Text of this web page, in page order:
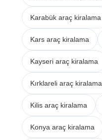
Karabük araç kiralama
Kars araç kiralama
Kayseri araç kiralama
Kırklareli araç kiralama
Kilis araç kiralama
Konya araç kiralama